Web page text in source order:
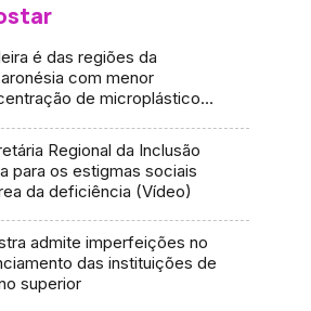
é das regiões da
com menor
de microplásticos
Regional da Inclusão
para os estigmas sociais
da deficiência (Vídeo)
admite imperfeições no
das instituições de
superior